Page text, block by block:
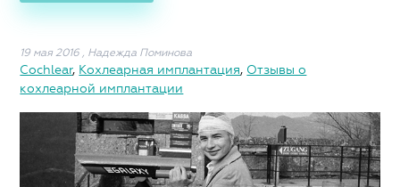
19 мая 2016 , Надежда Поминова
Cochlear, Кохлеарная имплантация, Отзывы о
кохлеарной имплантации